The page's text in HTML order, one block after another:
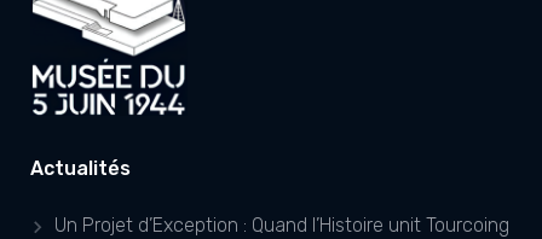
Actualités
Un Projet d’Exception : Quand l’Histoire unit Tourcoing